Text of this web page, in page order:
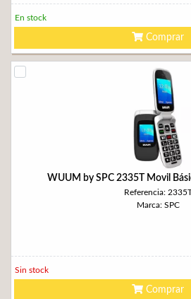
En stock
Comprar
WUUM by SPC 2335T Movil
Referencia:
Marca: SPC
Sin stock
Comprar